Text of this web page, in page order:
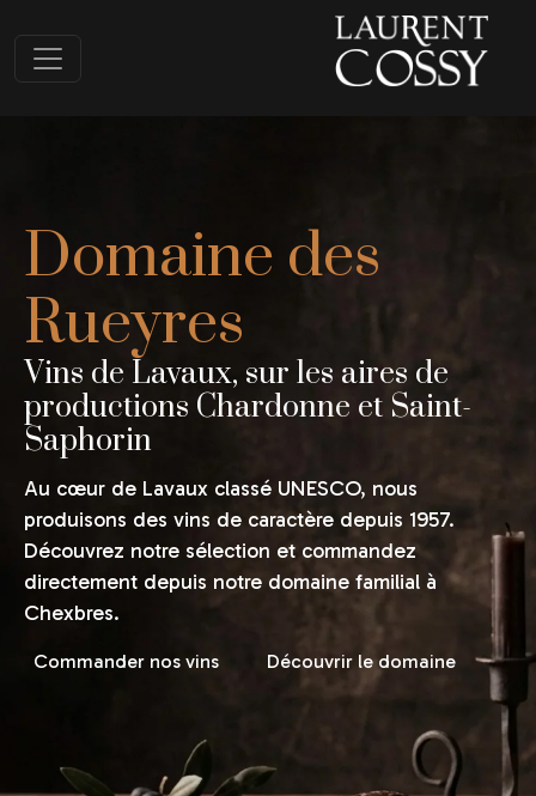
Domaine des
Rueyres
Vins de Lavaux, sur les aires de
productions Chardonne et Saint-
Saphorin
Au cœur de Lavaux classé UNESCO, nous
produisons des vins de caractère depuis 1957.
Découvrez notre sélection et commandez
directement depuis notre domaine familial à
Chexbres.
Commander nos vins Découvrir le domaine